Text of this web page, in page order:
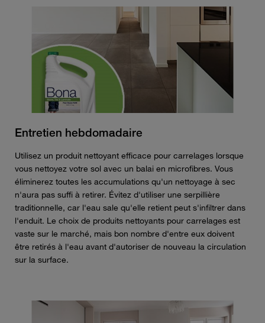
Entretien hebdomadaire
Utilisez un produit nettoyant efficace pour carrelages lorsque
vous nettoyez votre sol avec un balai en microfibres. Vous
éliminerez toutes les accumulations qu'un nettoyage à sec
n'aura pas suffi à retirer. Évitez d'utiliser une serpillière
traditionnelle, car l'eau sale qu'elle retient peut s'infiltrer dans
l'enduit. Le choix de produits nettoyants pour carrelages est
vaste sur le marché, mais bon nombre d'entre eux doivent
être retirés à l'eau avant d'autoriser de nouveau la circulation
sur la surface.